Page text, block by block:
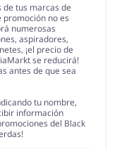
de tus marcas de
promoción no es
numerosas
aspiradores,
¡el precio de
se reducirá!
antes de que sea
tu nombre,
información
del Black